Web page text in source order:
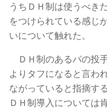
うちＤＨ制は使うべき
をつけられている感じ
いについて触れた。
ＤＨ制のあるパの投
よりタフになると言わ
ながっていると指摘す
ＤＨ制導入については